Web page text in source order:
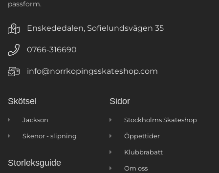
passform.
Enskededalen, Sofielundsvägen 35
0766-316690
info@norrkopingsskateshop.com
Skötsel
Jackson
Skenor - slipning
Storleksguide
Sidor
Stockholms Skateshop
Öppettider
Klubbrabatt
Om oss